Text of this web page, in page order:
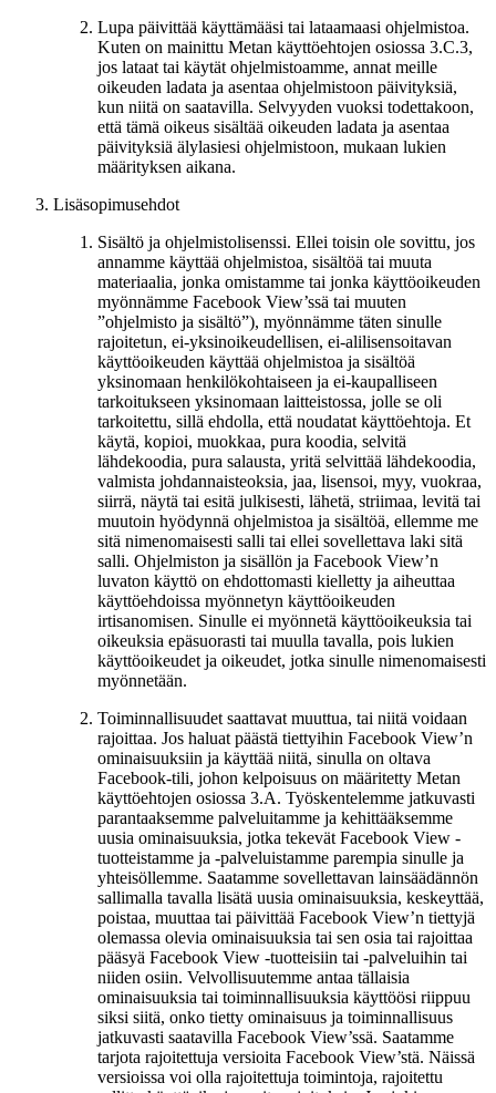
Lupa päivittää käyttämääsi tai lataamaasi ohjelmistoa.
Kuten on mainittu Metan käyttöehtojen osiossa 3.C.3,
jos lataat tai käytät ohjelmistoamme, annat meille
oikeuden ladata ja asentaa ohjelmistoon päivityksiä,
kun niitä on saatavilla. Selvyyden vuoksi todettakoon,
että tämä oikeus sisältää oikeuden ladata ja asentaa
päivityksiä älylasiesi ohjelmistoon, mukaan lukien
määrityksen aikana.
Lisäsopimusehdot
Sisältö ja ohjelmistolisenssi. Ellei toisin ole sovittu, jos
annamme käyttää ohjelmistoa, sisältöä tai muuta
materiaalia, jonka omistamme tai jonka käyttöoikeuden
myönnämme Facebook View’ssä tai muuten
”ohjelmisto ja sisältö”), myönnämme täten sinulle
rajoitetun, ei-yksinoikeudellisen, ei-alilisensoitavan
käyttöoikeuden käyttää ohjelmistoa ja sisältöä
yksinomaan henkilökohtaiseen ja ei-kaupalliseen
tarkoitukseen yksinomaan laitteistossa, jolle se oli
tarkoitettu, sillä ehdolla, että noudatat käyttöehtoja. Et
käytä, kopioi, muokkaa, pura koodia, selvitä
lähdekoodia, pura salausta, yritä selvittää lähdekoodia,
valmista johdannaisteoksia, jaa, lisensoi, myy, vuokraa,
siirrä, näytä tai esitä julkisesti, lähetä, striimaa, levitä tai
muutoin hyödynnä ohjelmistoa ja sisältöä, ellemme me
sitä nimenomaisesti salli tai ellei sovellettava laki sitä
salli. Ohjelmiston ja sisällön ja Facebook View’n
luvaton käyttö on ehdottomasti kielletty ja aiheuttaa
käyttöehdoissa myönnetyn käyttöoikeuden
irtisanomisen. Sinulle ei myönnetä käyttöoikeuksia tai
oikeuksia epäsuorasti tai muulla tavalla, pois lukien
käyttöoikeudet ja oikeudet, jotka sinulle nimenomaisesti
myönnetään.
Toiminnallisuudet saattavat muuttua, tai niitä voidaan
rajoittaa. Jos haluat päästä tiettyihin Facebook View’n
ominaisuuksiin ja käyttää niitä, sinulla on oltava
Facebook-tili, johon kelpoisuus on määritetty Metan
käyttöehtojen osiossa 3.A. Työskentelemme jatkuvasti
parantaaksemme palveluitamme ja kehittääksemme
uusia ominaisuuksia, jotka tekevät Facebook View -
tuotteistamme ja -palveluistamme parempia sinulle ja
yhteisöllemme. Saatamme sovellettavan lainsäädännön
sallimalla tavalla lisätä uusia ominaisuuksia, keskeyttää,
poistaa, muuttaa tai päivittää Facebook View’n tiettyjä
olemassa olevia ominaisuuksia tai sen osia tai rajoittaa
pääsyä Facebook View -tuotteisiin tai -palveluihin tai
niiden osiin. Velvollisuutemme antaa tällaisia
ominaisuuksia tai toiminnallisuuksia käyttöösi riippuu
siksi siitä, onko tietty ominaisuus ja toiminnallisuus
jatkuvasti saatavilla Facebook View’ssä. Saatamme
tarjota rajoitettuja versioita Facebook View’stä. Näissä
versioissa voi olla rajoitettuja toimintoja, rajoitettu